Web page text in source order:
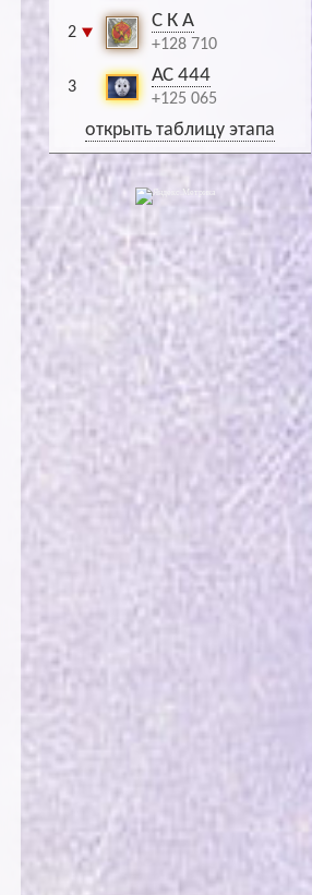
2
С К А
+128 710
3
АС 444
+125 065
открыть таблицу этапа